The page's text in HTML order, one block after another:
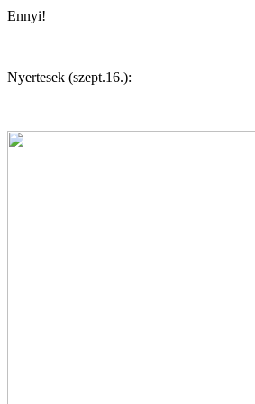
Ennyi!
Nyertesek (szept.16.):